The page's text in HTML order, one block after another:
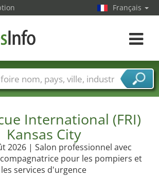
International (FRI)
Kansas City
2026 | Salon professionnel avec
pour les pompiers et
les services d'urgence
Français
Toggle
Pays Villes
Secteurs de foire